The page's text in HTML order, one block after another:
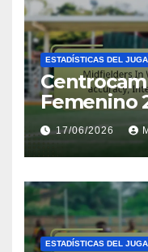
ESTADÍSTICAS DEL
Femenino
los pases,
17/06/2026
ESTADÍSTICAS DEL